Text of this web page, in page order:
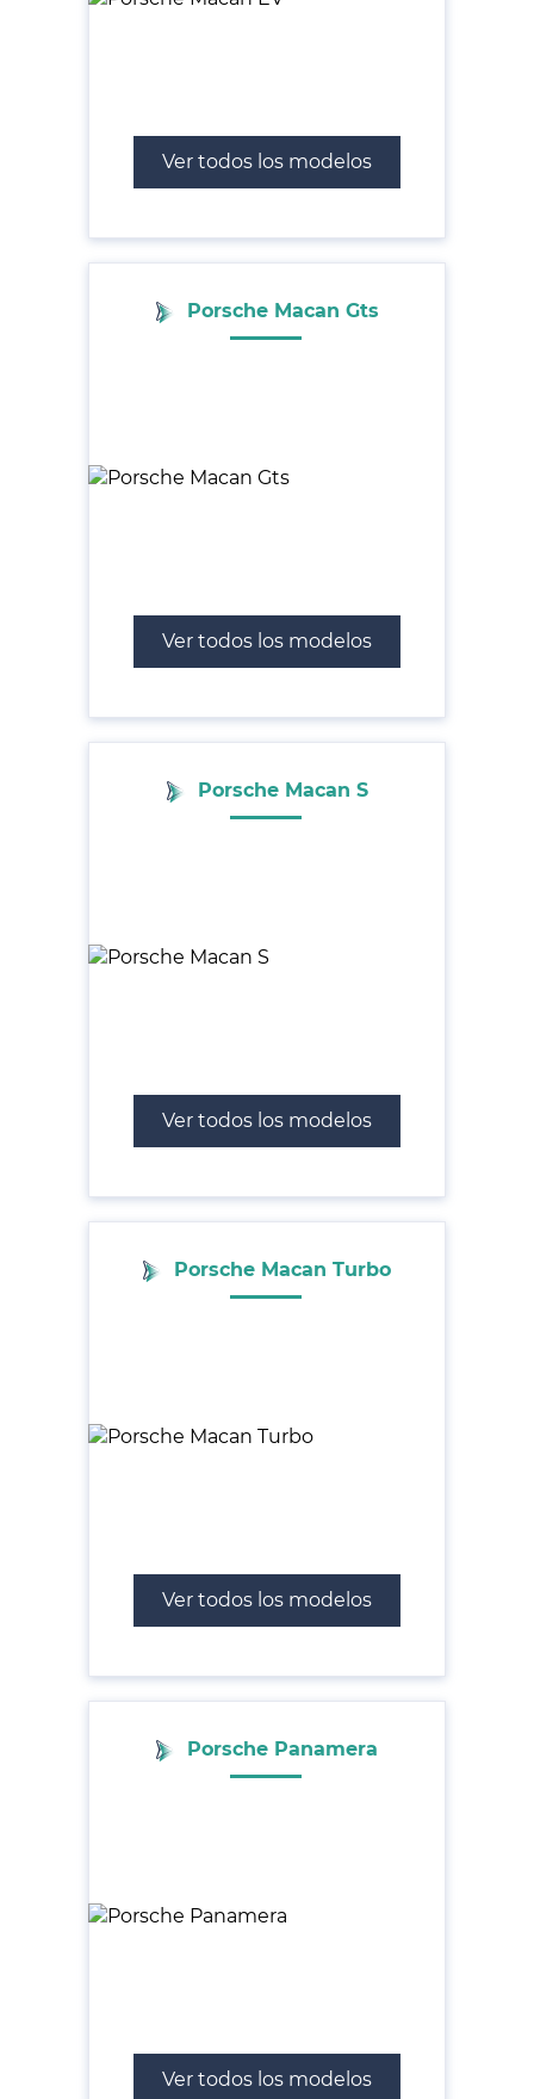
Ver todos los modelos
Porsche Macan Gts
Ver todos los modelos
Porsche Macan S
Ver todos los modelos
Porsche Macan Turbo
Ver todos los modelos
Porsche Panamera
Ver todos los modelos